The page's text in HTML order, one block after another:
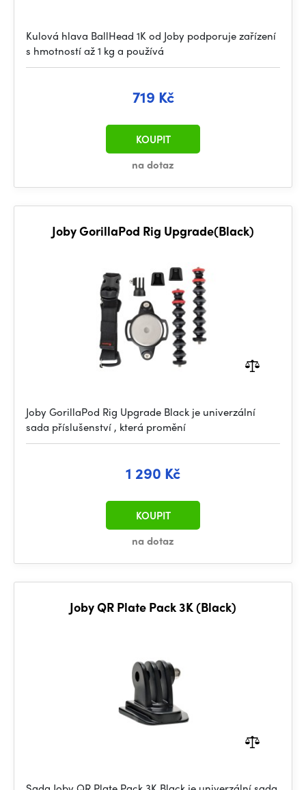
Kulová hlava BallHead 1K od Joby podporuje zařízení
s hmotností až 1 kg a používá
719 Kč
na dotaz
KOUPIT
Joby GorillaPod Rig Upgrade(Black)
Joby GorillaPod Rig Upgrade Black je univerzální
sada příslušenství , která promění
1 290 Kč
na dotaz
KOUPIT
Joby QR Plate Pack 3K (Black)